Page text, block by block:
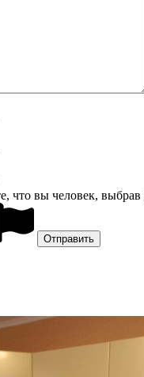
что вы человек, выбрав